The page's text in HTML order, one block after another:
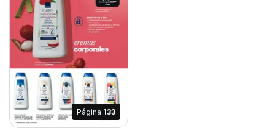
Página 133